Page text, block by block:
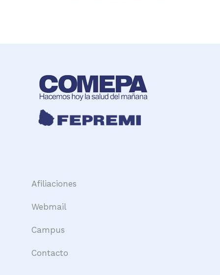
Afiliaciones
Webmail
Campus
Contacto